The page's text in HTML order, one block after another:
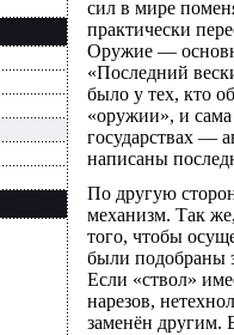
сил в мире
практически
Оружие —
«Последний
было у тех, кто
«оружии», и
государствах —
написаны
По другую
механизм. Так
того, чтобы
были подобраны
Если «ствол»
нарезов,
заменён другим.